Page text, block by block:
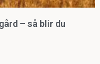
– så blir du